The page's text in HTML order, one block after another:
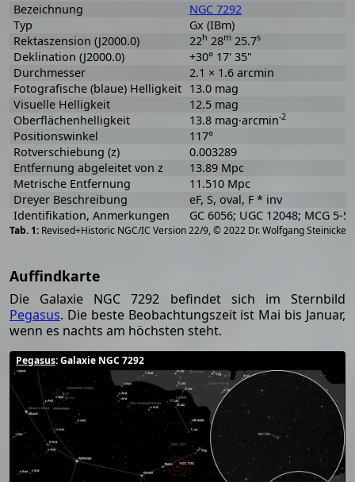
Revised+Historic NGC/IC Version 22/9, © 2022 Dr. Wolfgang Steinicke
Bezeichnung
NGC 7292
Typ
Gx (IBm)
Rektaszension (J2000.0)
22h 28m25.7s
Deklination (J2000.0)
+30° 17' 35"
Durchmesser
2.1 × 1.6 arcmin
Fotografische (blaue) Helligkeit 13.0 mag
Visuelle Helligkeit
12.5 mag
Oberflächenhelligkeit
13.8 mag·arcmin-2
Positionswinkel
117°
Rotverschiebung (z)
0.003289
Entfernung abgeleitet von z
13.89 Mpc
Metrische Entfernung
11.510 Mpc
Dreyer Beschreibung
eF, S, oval, F * inv
Identifikation, Anmerkungen
GC 6056; UGC 12048; MCG 5-
Auffindkarte
Die Galaxie NGC 7292 befindet sich im Sternbild
Pegasus. Die beste Beobachtungszeit ist Mai bis Januar,
wenn es nachts am höchsten steht.
Pegasus: Galaxie NGC 7292